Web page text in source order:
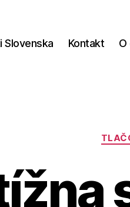
Slovenska Kontakt O